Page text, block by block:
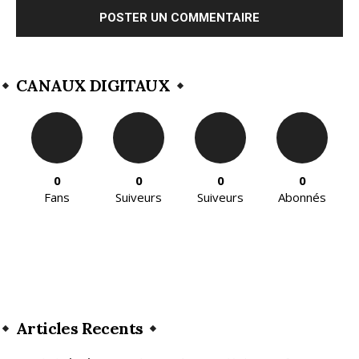
CANAUX DIGITAUX
0
Fans
0
Suiveurs
0
Suiveurs
0
Abonnés
Articles Recents